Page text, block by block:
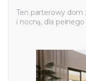
Ten parterowy dom
i nocną, dla